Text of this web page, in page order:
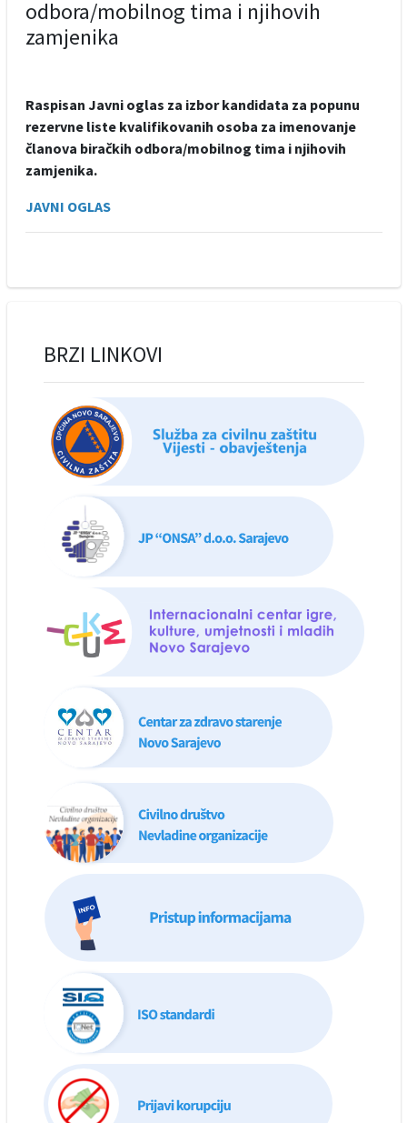
odbora/mobilnog tima i njihovih
zamjenika
Raspisan Javni oglas za izbor kandidata za popunu
rezervne liste kvalifikovanih osoba za imenovanje
članova biračkih odbora/mobilnog tima i njihovih
zamjenika.
JAVNI OGLAS
BRZI LINKOVI